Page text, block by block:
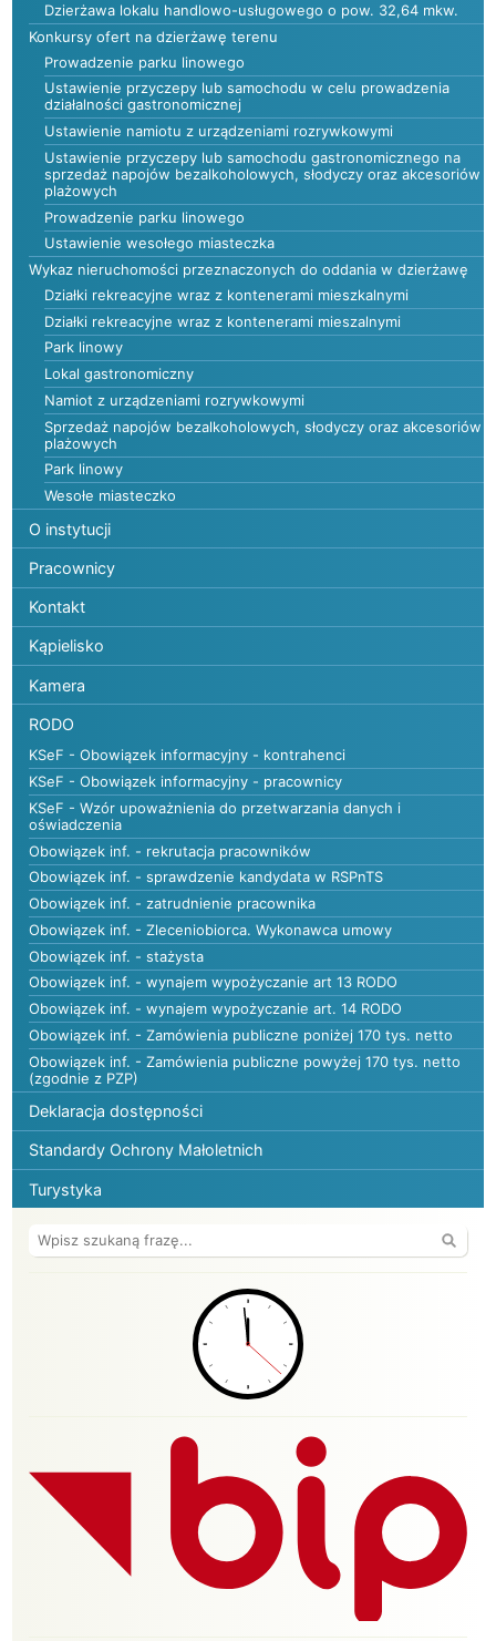
Dzierżawa lokalu handlowo-usługowego o pow. 32,64 mkw.
Konkursy ofert na dzierżawę terenu
Prowadzenie parku linowego
Ustawienie przyczepy lub samochodu w celu prowadzenia
działalności gastronomicznej
Ustawienie namiotu z urządzeniami rozrywkowymi
Ustawienie przyczepy lub samochodu gastronomicznego na
sprzedaż napojów bezalkoholowych, słodyczy oraz akcesoriów
plażowych
Prowadzenie parku linowego
Ustawienie wesołego miasteczka
Wykaz nieruchomości przeznaczonych do oddania w dzierżawę
Działki rekreacyjne wraz z kontenerami mieszkalnymi
Działki rekreacyjne wraz z kontenerami mieszalnymi
Park linowy
Lokal gastronomiczny
Namiot z urządzeniami rozrywkowymi
Sprzedaż napojów bezalkoholowych, słodyczy oraz akcesoriów
plażowych
Park linowy
Wesołe miasteczko
O instytucji
Pracownicy
Kontakt
Kąpielisko
Kamera
RODO
KSeF - Obowiązek informacyjny - kontrahenci
KSeF - Obowiązek informacyjny - pracownicy
KSeF - Wzór upoważnienia do przetwarzania danych i
oświadczenia
Obowiązek inf. - rekrutacja pracowników
Obowiązek inf. - sprawdzenie kandydata w RSPnTS
Obowiązek inf. - zatrudnienie pracownika
Obowiązek inf. - Zleceniobiorca. Wykonawca umowy
Obowiązek inf. - stażysta
Obowiązek inf. - wynajem wypożyczanie art 13 RODO
Obowiązek inf. - wynajem wypożyczanie art. 14 RODO
Obowiązek inf. - Zamówienia publiczne poniżej 170 tys. netto
Obowiązek inf. - Zamówienia publiczne powyżej 170 tys. netto
(zgodnie z PZP)
Deklaracja dostępności
Standardy Ochrony Małoletnich
Turystyka
BIP ośrodka GOSiR